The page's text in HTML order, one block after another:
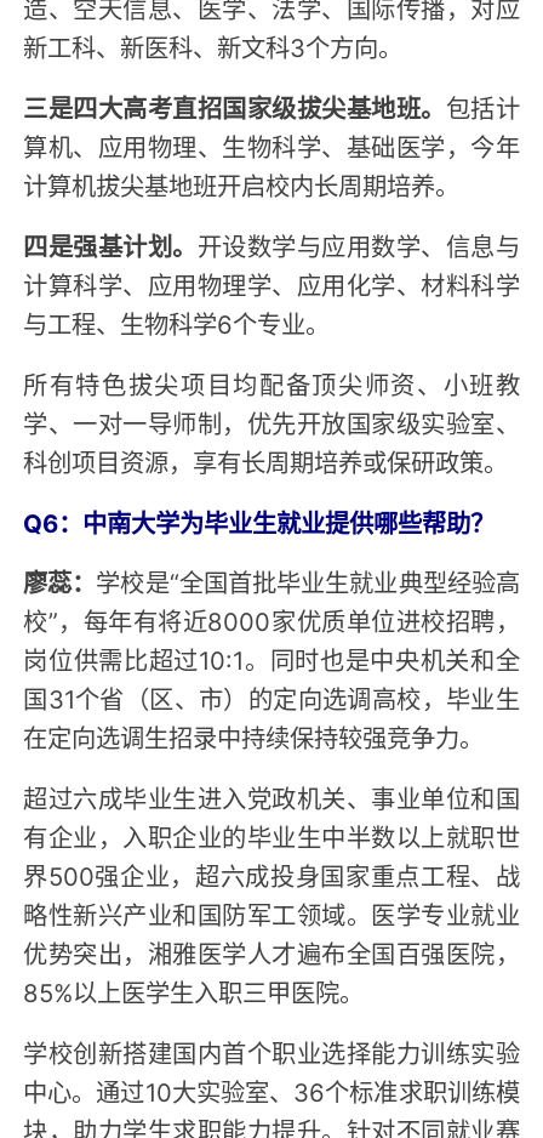
新工科、新医科、新文科3个方向。
三是四大高考直招国家级拔尖基地班。 包括计
算机、应用物理、生物科学、基础医学，今年
计算机拔尖基地班开启校内长周期培养。
四是强基计划。 开设数学与应用数学、信息与
计算科学、应用物理学、应用化学、材料科学
与工程、生物科学6个专业。
所有特色拔尖项目均配备顶尖师资、小班教
学、一对一导师制，优先开放国家级实验室、
科创项目资源，享有长周期培养或保研政策。
Q6：中南大学为毕业生就业提供哪些帮助？
廖蕊： 学校是“全国首批毕业生就业典型经验高
校”，每年有将近8000家优质单位进校招聘，
岗位供需比超过10:1。同时也是中央机关和全
国31个省（区、市）的定向选调高校，毕业生
在定向选调生招录中持续保持较强竞争力。
超过六成毕业生进入党政机关、事业单位和国
有企业，入职企业的毕业生中半数以上就职世
界500强企业，超六成投身国家重点工程、战
略性新兴产业和国防军工领域。医学专业就业
优势突出，湘雅医学人才遍布全国百强医院，
85%以上医学生入职三甲医院。
学校创新搭建国内首个职业选择能力训练实验
中心。通过10大实验室、36个标准求职训练模
块，助力学生求职能力提升。针对不同就业赛